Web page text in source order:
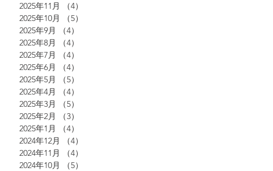
2025年11月
（4）
2025年10月
（5）
2025年9月
（4）
2025年8月
（4）
2025年7月
（4）
2025年6月
（4）
2025年5月
（5）
2025年4月
（4）
2025年3月
（5）
2025年2月
（3）
2025年1月
（4）
2024年12月
（4）
2024年11月
（4）
2024年10月
（5）